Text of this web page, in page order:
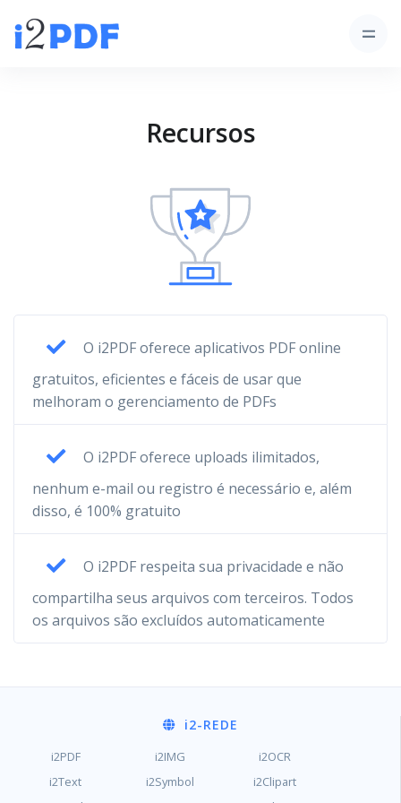
Recursos
O i2PDF oferece aplicativos PDF online
gratuitos, eficientes e fáceis de usar que
melhoram o gerenciamento de PDFs
O i2PDF oferece uploads ilimitados,
nenhum e-mail ou registro é necessário e, além
disso, é 100% gratuito
O i2PDF respeita sua privacidade e não
compartilha seus arquivos com terceiros. Todos
os arquivos são excluídos automaticamente
i2-REDE
i2PDF i2IMG
i2OCR
i2Text
i2Symbol
i2Clipart